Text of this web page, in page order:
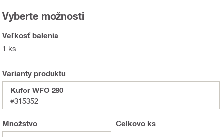
Vyberte možnosti
Veľkosť balenia
1 ks
Varianty produktu
Kufor WFO 280
#315352
Množstvo Celkovo ks